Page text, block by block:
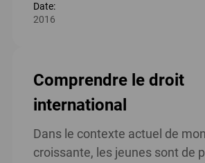
Date:
2016
Comprendre le droit
international
Dans le contexte actuel de
croissante, les jeunes sont de